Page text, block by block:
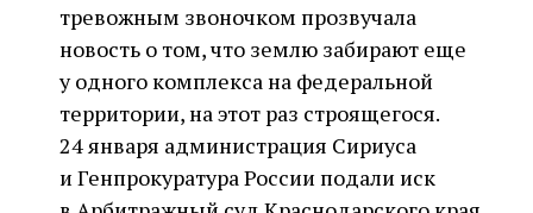
тревожным звоночком прозвучала
новость о том, что землю забирают еще
у одного комплекса на федеральной
территории, на этот раз строящегося.
24 января администрация Сириуса
и Генпрокуратура России подали иск